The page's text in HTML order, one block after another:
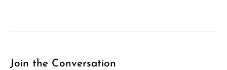
Join the Conversation